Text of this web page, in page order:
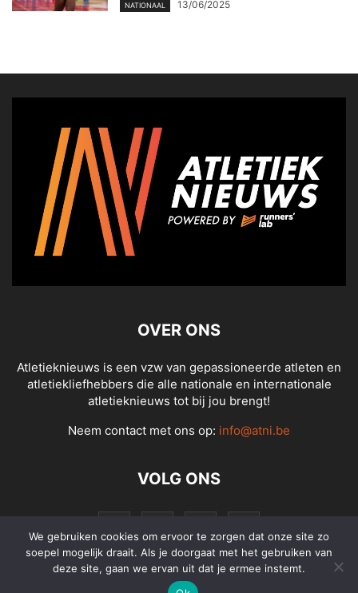
NATIONAAL 13/06/2025
OVER ONS
Atletieknieuws is een vzw van gepassioneerde atleten en
atletiekliefhebbers die alle nationale en internationale
atletieknieuws tot bij jou brengt!
Neem contact met ons op: info@atni.be
VOLG ONS
We gebruiken cookies om ervoor te zorgen dat onze site zo
soepel mogelijk draait. Als je doorgaat met het gebruiken van
deze site, gaan we ervan uit dat je ermee instemt.